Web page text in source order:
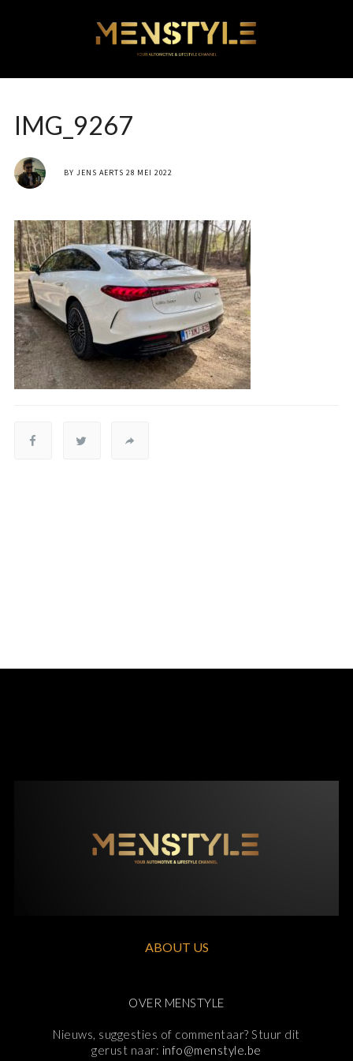
IMG_9267
BY JENS AERTS 28 MEI 2022
ABOUT US
OVER MENSTYLE
Nieuws, suggesties of commentaar? Stuur dit
gerust naar: info@menstyle.be